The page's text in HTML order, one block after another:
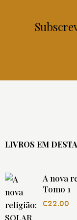
LIVROS EM
A nova
Tomo 1
€22.00